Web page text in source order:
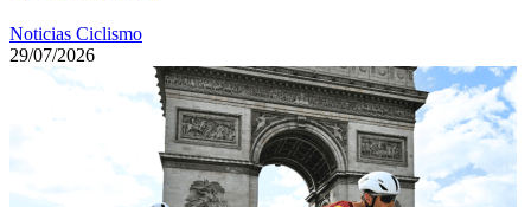
Noticias Ciclismo
29/07/2026